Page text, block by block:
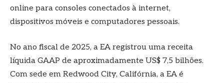
online para consoles conectados à internet,
dispositivos móveis e computadores pessoais.
No ano fiscal de 2025, a EA registrou uma receita
líquida GAAP de aproximadamente US$ 7,5 bilhões.
Com sede em Redwood City, Califórnia, a EA é